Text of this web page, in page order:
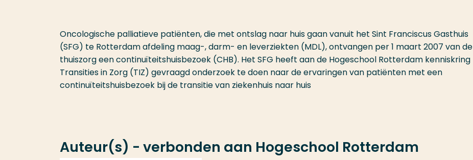
Oncologische palliatieve patiënten, die met ontslag naar huis gaan vanuit het Sint Franciscus Gasthuis
(SFG) te Rotterdam afdeling maag-, darm- en leverziekten (MDL), ontvangen per 1 maart 2007 van de
thuiszorg een continuïteitshuisbezoek (CHB). Het SFG heeft aan de Hogeschool Rotterdam kenniskring
Transities in Zorg (TIZ) gevraagd onderzoek te doen naar de ervaringen van patiënten met een
continuïteitshuisbezoek bij de transitie van ziekenhuis naar huis
Auteur(s) - verbonden aan Hogeschool Rotterdam